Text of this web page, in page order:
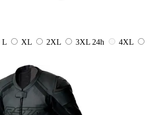
L XL 2XL 3XL 24h
4XL